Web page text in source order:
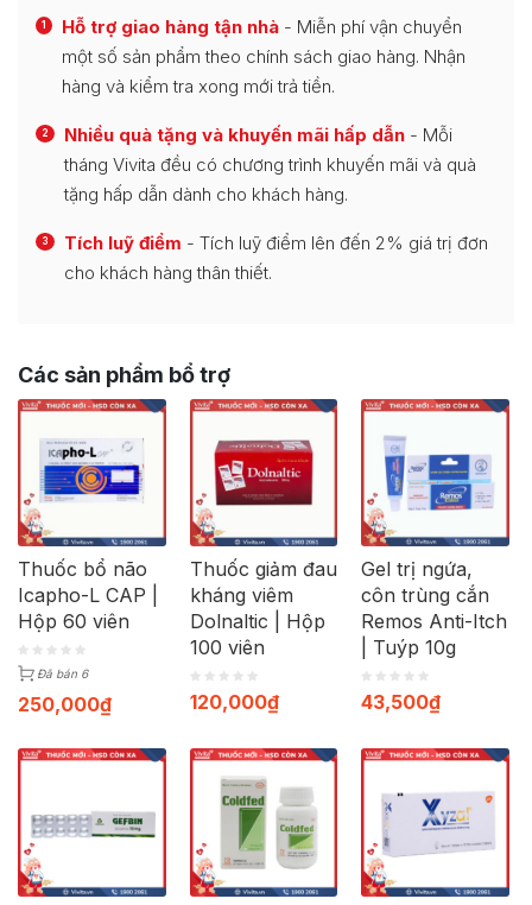
1 Hỗ trợ giao hàng tận nhà - Miễn phí vận chuyển
một số sản phẩm theo chính sách giao hàng. Nhận
hàng và kiểm tra xong mới trả tiền.
2 Nhiều quà tặng và khuyến mãi hấp dẫn - Mỗi
tháng Vivita đều có chương trình khuyến mãi và quà
tặng hấp dẫn dành cho khách hàng.
3 Tích luỹ điểm - Tích luỹ điểm lên đến 2% giá trị đơn
cho khách hàng thân thiết.
Các sản phẩm bổ trợ
Thuốc bổ não
Icapho-L CAP |
Hộp 60 viên
Đã bán 6
250,000₫
Thuốc giảm đau
kháng viêm
Dolnaltic | Hộp
100 viên
120,000₫
Gel trị ngứa,
côn trùng cắn
Remos Anti-Itch
| Tuýp 10g
43,500₫